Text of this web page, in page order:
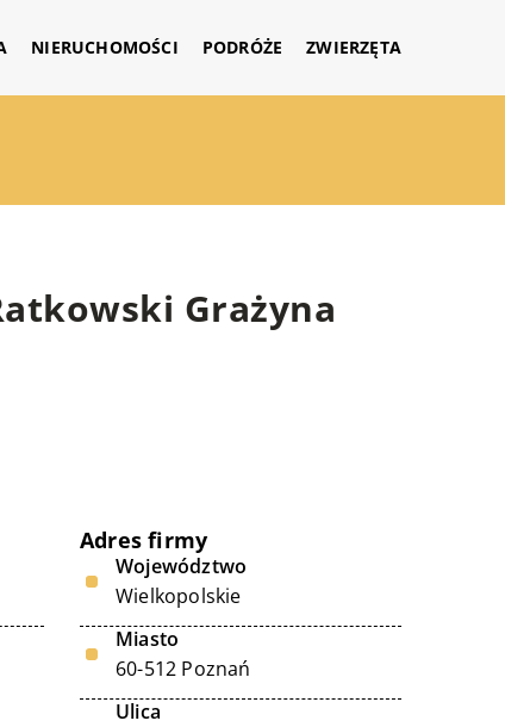
NIERUCHOMOŚCI PODRÓŻE ZWIERZĘTA
Grażyna
Adres firmy
Województwo
Wielkopolskie
Miasto
60-512 Poznań
Ulica